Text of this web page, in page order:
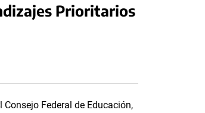
Prioritarios
Federal de Educación,